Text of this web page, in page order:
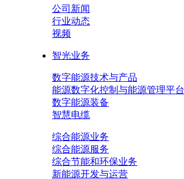
公司新闻
行业动态
视频
智光业务
数字能源技术与产品
能源数字化控制与能源管理平台
数字能源装备
智慧电缆
综合能源业务
综合能源服务
综合节能和环保业务
新能源开发与运营